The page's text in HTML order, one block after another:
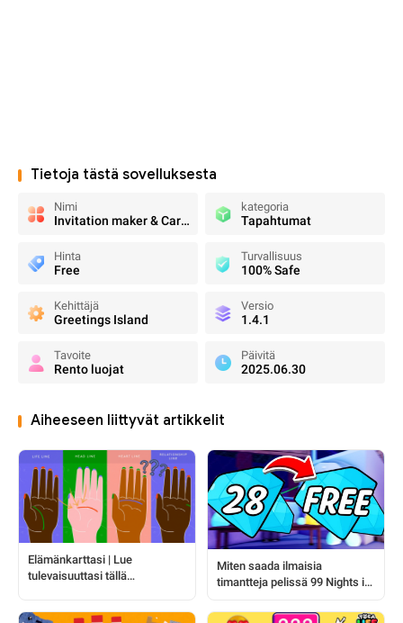
Tietoja tästä sovelluksesta
Nimi
Invitation maker & Card design
kategoria
Tapahtumat
Hinta
Free
Turvallisuus
100% Safe
Kehittäjä
Greetings Island
Versio
1.4.1
Tavoite
Rento luojat
Päivitä
2025.06.30
Aiheeseen liittyvät artikkelit
Elämänkarttasi | Lue
tulevaisuuttasi tällä
Miten saada ilmaisia
timantteja pelissä 99 Nights in
opas